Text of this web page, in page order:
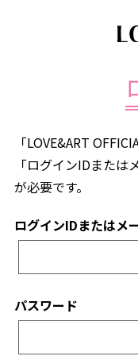
「LOVE&ART
「ログインIDまたは
が必要です。
ログインIDまたはメ
パスワード